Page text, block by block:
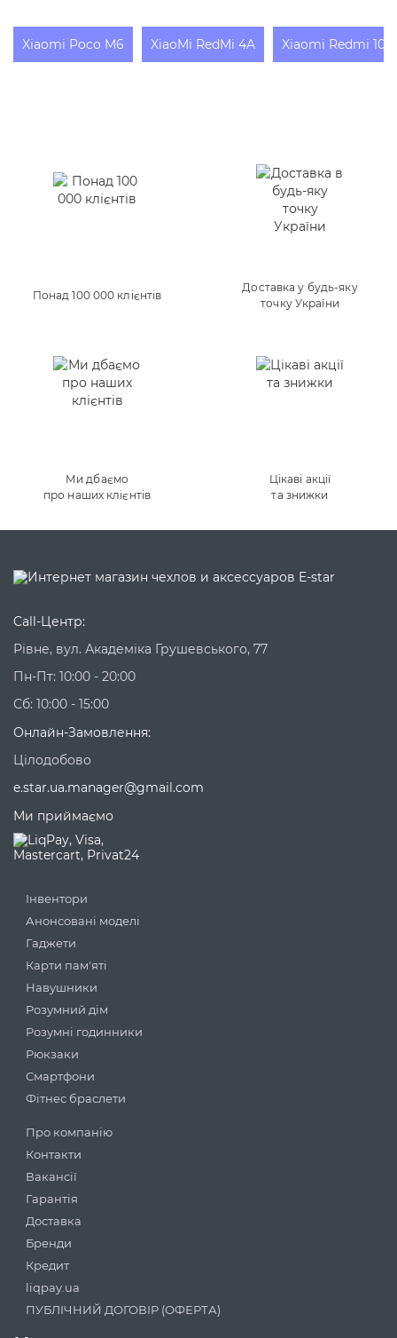
Xiaomi Poco M6 XiaoMi RedMi 4A Xiaomi Redmi 10X
Понад 100 000 клієнтів
Доставка у будь-яку
точку України
Ми дбаємо
про наших клієнтів
Цікаві акції
та знижки
Call-Центр:
Рівне, вул. Академіка Грушевського, 77
Пн-Пт: 10:00 - 20:00
Сб: 10:00 - 15:00
Онлайн-Замовлення:
Цілодобово
e.star.ua.manager@gmail.com
Ми приймаємо
Інвентори
Анонсовані моделі
Гаджети
Карти пам'яті
Навушники
Розумний дім
Розумні годинники
Рюкзаки
Смартфони
Фітнес браслети
Про компанію
Контакти
Вакансії
Гарантія
Доставка
Бренди
Кредит
liqpay.ua
ПУБЛІЧНИЙ ДОГОВІР (ОФЕРТА)